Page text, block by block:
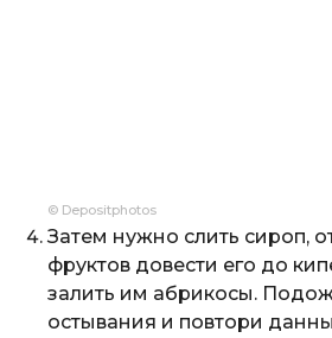
© Depositphotos
Затем нужно слить сироп,
фруктов довести его до
залить им абрикосы.
остывания и повтори